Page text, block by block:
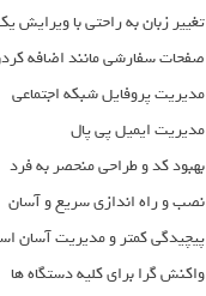
تغییر زبان به راحتی با ویرایش
صفحات سفارشی مانند اضافه
مدیریت پروفایل شبکه اجتماعی
مدیریت ایمیل پی پال
بهبود کد و طراحی منحصر به فرد
نصب و راه اندازی سریع و آسان
پیچیدگی کمتر و مدیریت آسان
واکنش گرا برای کلیه دستگاه ها